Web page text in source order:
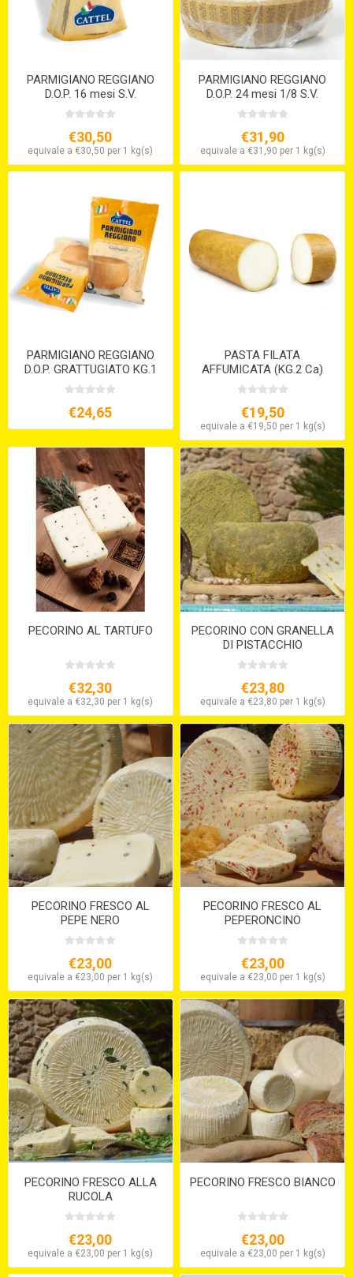
PARMIGIANO REGGIANO
D.O.P. 16 mesi S.V.
€30,50
equivale a €30,50 per 1 kg(s)
PARMIGIANO REGGIANO
D.O.P. 24 mesi 1/8 S.V.
€31,90
equivale a €31,90 per 1 kg(s)
PARMIGIANO REGGIANO
D.O.P. GRATTUGIATO KG.1
€24,65
PASTA FILATA
AFFUMICATA (KG.2 Ca)
€19,50
equivale a €19,50 per 1 kg(s)
PECORINO AL TARTUFO
€32,30
equivale a €32,30 per 1 kg(s)
PECORINO CON GRANELLA
DI PISTACCHIO
€23,80
equivale a €23,80 per 1 kg(s)
PECORINO FRESCO AL
PEPE NERO
€23,00
equivale a €23,00 per 1 kg(s)
PECORINO FRESCO AL
PEPERONCINO
€23,00
equivale a €23,00 per 1 kg(s)
PECORINO FRESCO ALLA
RUCOLA
€23,00
equivale a €23,00 per 1 kg(s)
PECORINO FRESCO BIANCO
€23,00
equivale a €23,00 per 1 kg(s)